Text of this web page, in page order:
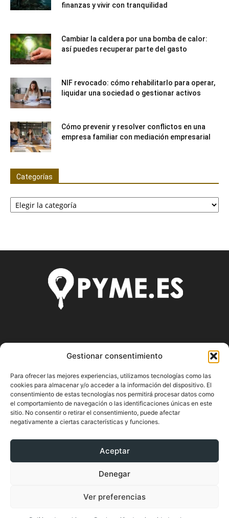
Gestionar consentimiento
Para ofrecer las mejores experiencias, utilizamos tecnologías como las
cookies para almacenar y/o acceder a la información del dispositivo. El
consentimiento de estas tecnologías nos permitirá procesar datos como
el comportamiento de navegación o las identificaciones únicas en este
sitio. No consentir o retirar el consentimiento, puede afectar
negativamente a ciertas características y funciones.
Aceptar
Denegar
Ver preferencias
finanzas y vivir con tranquilidad
Cambiar la caldera por una bomba de calor:
así puedes recuperar parte del gasto
NIF revocado: cómo rehabilitarlo para operar,
liquidar una sociedad o gestionar activos
Cómo prevenir y resolver conflictos en una
empresa familiar con mediación empresarial
Categorías
Categorías
Pyme.es es el portal web donde podrás mantenerte
actualizado de todas las noticias y novedades sobre la
economía en España y el mundo, así como donde podrás
conseguir toda la información necesaria sobre
emprendimiento.
SÍGUENOS